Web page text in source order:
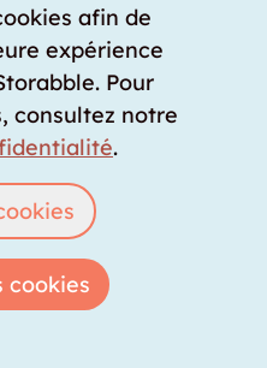
à l’intérieur de Pratteln.
dans une étude de 2023
de self-stockage
Pratteln : les
de louer
sans fenêtre avec un
optez pour un garde-
afin de
expérience
Pour
consultez notre
.
cookies